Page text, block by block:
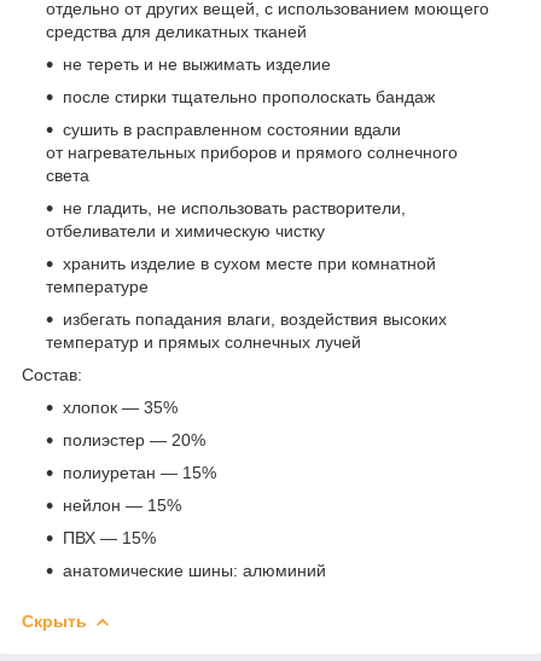
отдельно от других вещей, с использованием моющего
средства для деликатных тканей
не тереть и не выжимать изделие
после стирки тщательно прополоскать бандаж
сушить в расправленном состоянии вдали
от нагревательных приборов и прямого солнечного
света
не гладить, не использовать растворители,
отбеливатели и химическую чистку
хранить изделие в сухом месте при комнатной
температуре
избегать попадания влаги, воздействия высоких
температур и прямых солнечных лучей
Состав:
хлопок — 35%
полиэстер — 20%
полиуретан — 15%
нейлон — 15%
ПВХ — 15%
анатомические шины: алюминий
Скрыть